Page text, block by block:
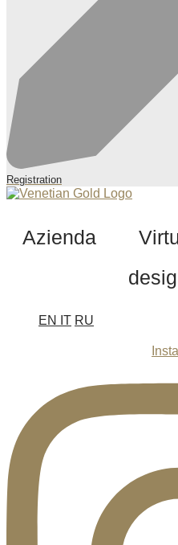
Registration
Azienda
EN IT RU